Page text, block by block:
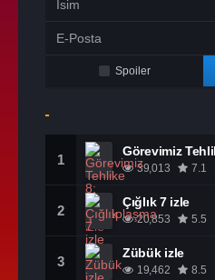
Spoiler
1
39,013 7.1
2
Çığlık 7 izle
20,853 5.5
3
Zübük izle
19,462 8.5